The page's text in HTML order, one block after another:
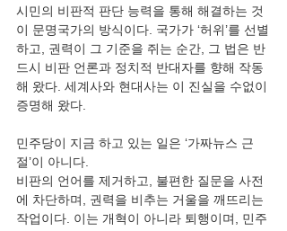
시민의 비판적 판단 능력을 통해 해결하는 것
이 문명국가의 방식이다. 국가가 ‘허위’를 선별
하고, 권력이 그 기준을 쥐는 순간, 그 법은 반
드시 비판 언론과 정치적 반대자를 향해 작동
해 왔다. 세계사와 현대사는 이 진실을 수없이
증명해 왔다.
민주당이 지금 하고 있는 일은 ‘가짜뉴스 근
절’이 아니다.
비판의 언어를 제거하고, 불편한 질문을 사전
에 차단하며, 권력을 비추는 거울을 깨뜨리는
작업이다. 이는 개혁이 아니라 퇴행이며, 민주